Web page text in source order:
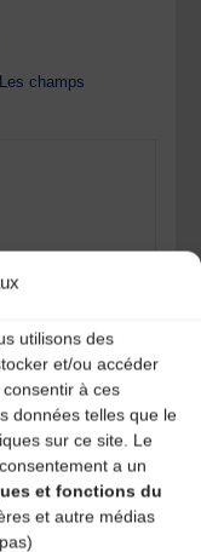
utilisons des
et/ou accéder
à ces
données telles que le
sur ce site. Le
a un
et fonctions du
et autre médias
Les champs
browser for next